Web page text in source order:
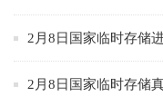
2月8日国家临时存储
2月8日国家临时存储